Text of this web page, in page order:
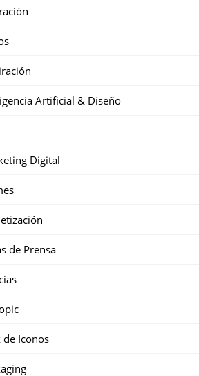
Artificial & Diseño
Digital
de Prensa
de Iconos